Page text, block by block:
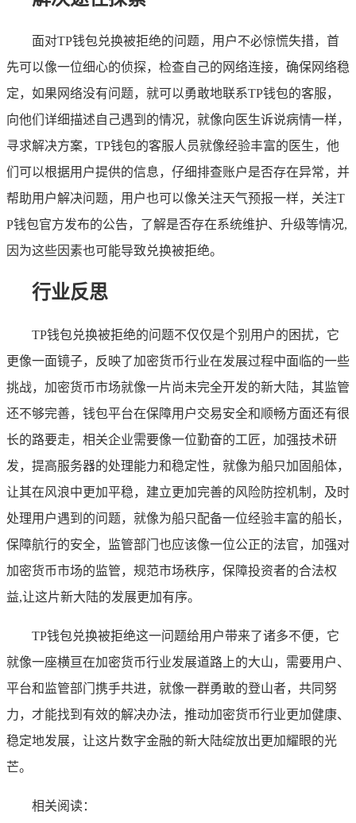
面对TP钱包兑换被拒绝的问题，用户不必惊慌失措，首
先可以像一位细心的侦探，检查自己的网络连接，确保网络稳
定，如果网络没有问题，就可以勇敢地联系TP钱包的客服，
向他们详细描述自己遇到的情况，就像向医生诉说病情一样，
寻求解决方案，TP钱包的客服人员就像经验丰富的医生，他
们可以根据用户提供的信息，仔细排查账户是否存在异常，并
帮助用户解决问题，用户也可以像关注天气预报一样，关注T
P钱包官方发布的公告，了解是否存在系统维护、升级等情况,
因为这些因素也可能导致兑换被拒绝。
行业反思
TP钱包兑换被拒绝的问题不仅仅是个别用户的困扰，它
更像一面镜子，反映了加密货币行业在发展过程中面临的一些
挑战，加密货币市场就像一片尚未完全开发的新大陆，其监管
还不够完善，钱包平台在保障用户交易安全和顺畅方面还有很
长的路要走，相关企业需要像一位勤奋的工匠，加强技术研
发，提高服务器的处理能力和稳定性，就像为船只加固船体，
让其在风浪中更加平稳，建立更加完善的风险防控机制，及时
处理用户遇到的问题，就像为船只配备一位经验丰富的船长，
保障航行的安全，监管部门也应该像一位公正的法官，加强对
加密货币市场的监管，规范市场秩序，保障投资者的合法权
益,让这片新大陆的发展更加有序。
TP钱包兑换被拒绝这一问题给用户带来了诸多不便，它
就像一座横亘在加密货币行业发展道路上的大山，需要用户、
平台和监管部门携手共进，就像一群勇敢的登山者，共同努
力，才能找到有效的解决办法，推动加密货币行业更加健康、
稳定地发展，让这片数字金融的新大陆绽放出更加耀眼的光
芒。
相关阅读：